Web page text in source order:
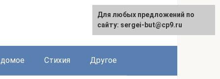
Стихия Другое
Для любых предложений по
сайту: sergei-but@cp9.ru